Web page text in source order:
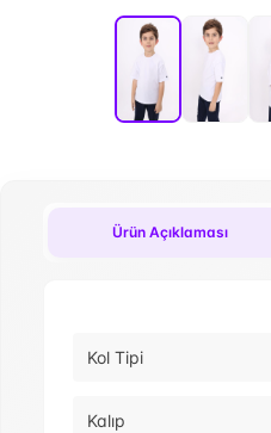
Ürün Açıklaması
Kol Tipi
Kalıp